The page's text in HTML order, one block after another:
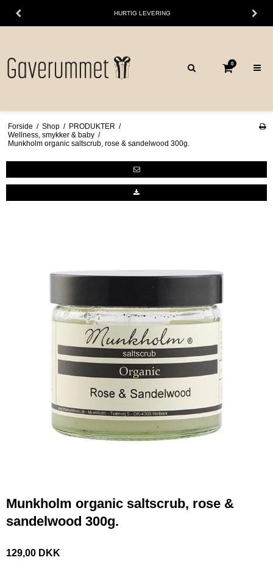
HURTIG LEVERING
0
Forside / Shop / PRODUKTER /
Wellness, smykker & baby /
Munkholm organic saltscrub, rose & sandelwood 300g.
Munkholm organic saltscrub, rose &
sandelwood 300g.
129,00 DKK